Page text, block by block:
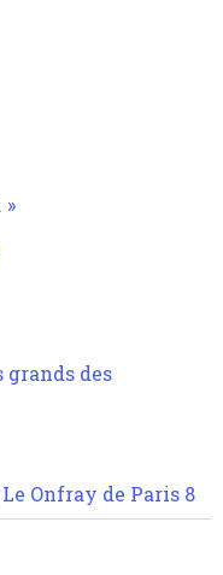
grands des
Le Onfray de Paris 8